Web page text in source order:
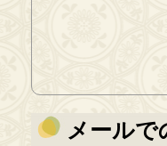
メールで